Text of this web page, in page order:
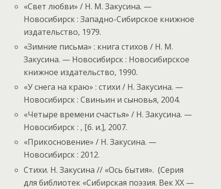
«Свет любви» / Н. М. Закусина. —
Новосибирск : Западно-Сибирское книжное
издательство, 1979.
«Зимние письма» : книга стихов / Н. М.
Закусина. — Новосибирск : Новосибирское
книжное издательство, 1990.
«У снега на краю» : стихи / Н. Закусина. —
Новосибирск : Свиньин и сыновья, 2004.
«Четыре времени счастья» / Н. Закусина. —
Новосибирск : , [б. и.], 2007.
«Прикосновение» / Н. Закусина. —
Новосибирск : 2012.
Стихи. Н. Закусина // «Ось бытия». (Серия
для библиотек «Сибирская поэзия. Век XX —